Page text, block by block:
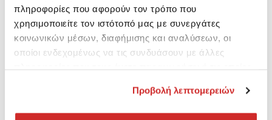
πληροφορίες που αφορούν τον τρόπο που
χρησιμοποιείτε τον ιστότοπό μας με συνεργάτες
κοινωνικών μέσων, διαφήμισης και αναλύσεων, οι
οποίοι ενδεχομένως να τις συνδυάσουν με άλλες
Προβολή λεπτομερειών